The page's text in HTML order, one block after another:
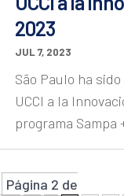
2023
JUL 7, 2023
São Paulo ha
UCCI a la
programa Sampa
Página 2 de